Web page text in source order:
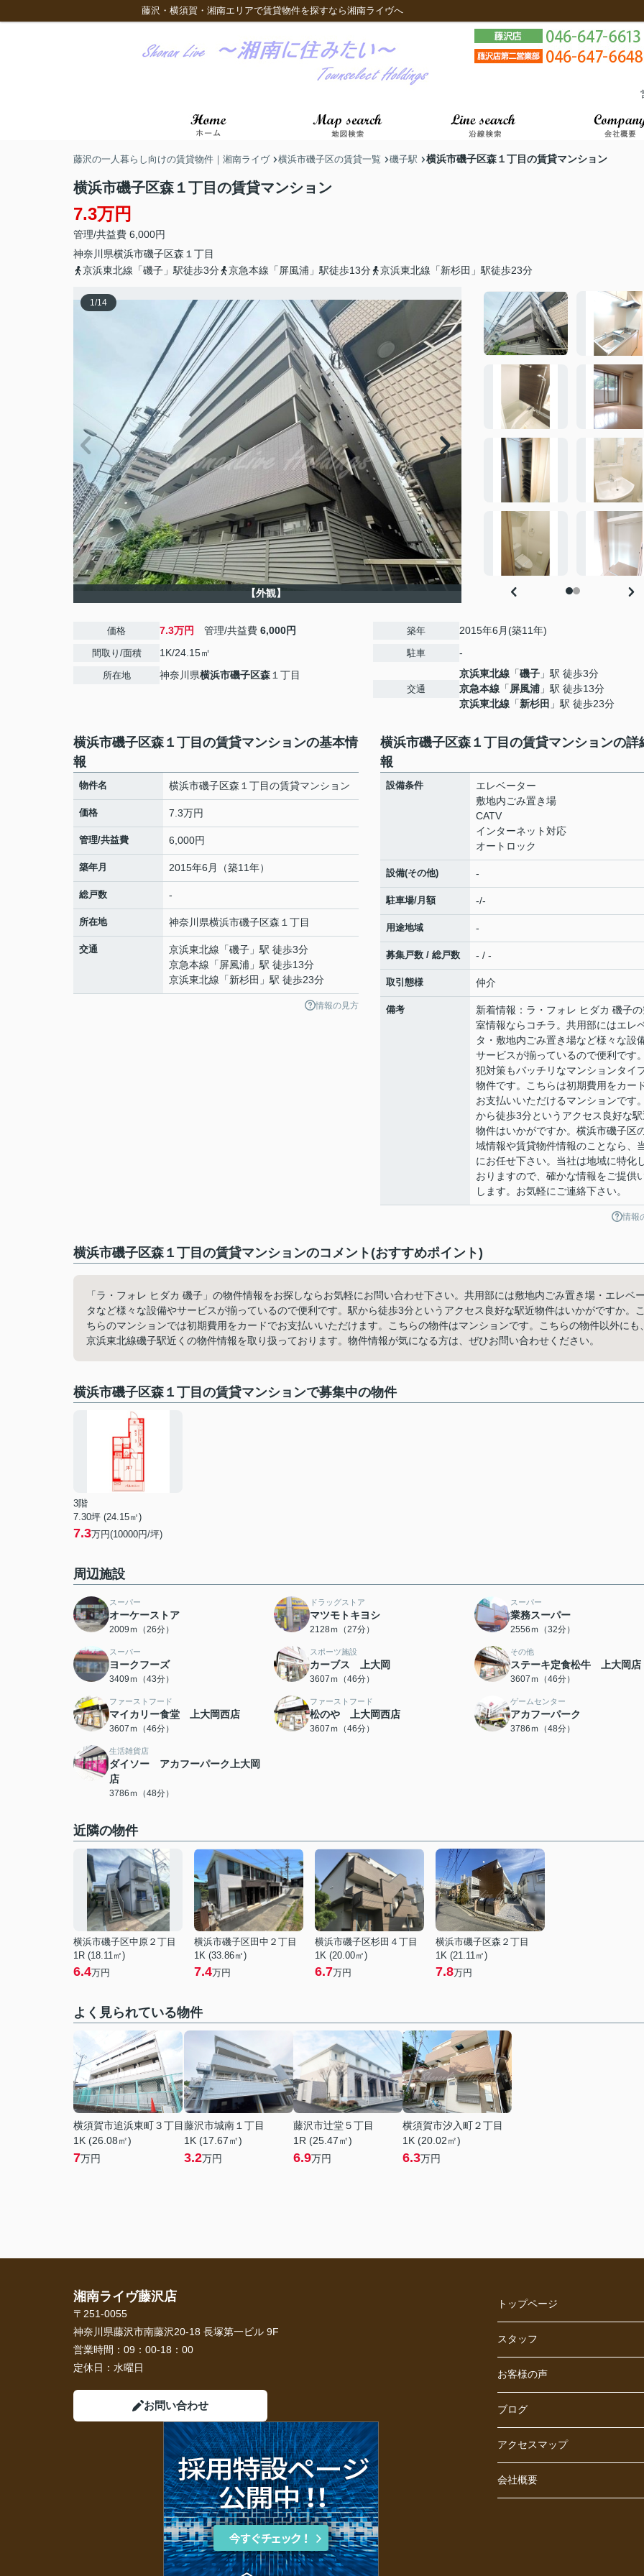
藤沢・横須賀・湘南エリアで賃貸物件を探すなら湘南ライヴへ
藤沢の一人暮らし向けの賃貸物件｜湘南ライヴ 横浜市磯子区の賃貸一覧 磯子駅 横浜市磯子区森１丁目の賃貸マンション
横浜市磯子区森１丁目の賃貸マンション
7.3万円
管理/共益費 6,000円
神奈川県横浜市磯子区森 １丁目
京浜東北線「磯子」駅徒歩3分
京急本線「屏風浦」駅徒歩13分 京浜東北線「新杉田」駅徒歩23分
1/14
【外観】
価格 7.3万円 管理/共益費 6,000円
間取り/面積 1K/24.15㎡
所在地 神奈川県横浜市磯子区森 １丁目
築年 2015年6月(築11年)
駐車 -
交通
京浜東北線 「磯子 」駅 徒歩3分
京急本線 「 屏風浦 」駅 徒歩13分
京浜東北線 「新杉田 」駅 徒歩23分
横浜市磯子区森１丁目の賃貸マンションの基本情
報
物件名 横浜市磯子区森１丁目の賃貸マンション
価格 7.3万円
管理/共益費 6,000円
築年月 2015年6月（築11年）
総戸数 -
所在地 神奈川県横浜市磯子区森 １丁目
交通 京浜東北線 「磯子 」駅 徒歩3分
京急本線 「 屏風浦 」駅 徒歩13分
京浜東北線 「新杉田 」駅 徒歩23分
情報の見方
横浜市磯子区森１丁目の賃貸マンションの詳
報
設備条件
エレベーター
敷地内ごみ置き場
CATV
インターネット対応
オートロック
設備(その他) -
駐車場/月額 -/-
用途地域 -
募集戸数 / 総戸数 - / -
取引態様 仲介
備考
新着情報：ラ・フォレ ヒダカ 磯子
室情報ならコチラ。共用部にはエレ
タ・敷地内ごみ置き場など様々な設
サービスが揃っているので便利です
犯対策もバッチリなマンションタイ
物件です。こちらは初期費用をカー
お支払いいただけるマンションです
から徒歩3分というアクセス良好な
物件はいかがですか。横浜市磯子区
域情報や賃貸物件情報のことなら、
にお任せ下さい。当社は地域に特化
おりますので、確かな情報をご提供
します。お気軽にご連絡下さい。
情報
横浜市磯子区森１丁目の賃貸マンションのコメント(おすすめポイント)
「ラ・フォレ ヒダカ 磯子」の物件情報をお探しならお気軽にお問い合わせ下さい。共用部には敷地内ごみ置き場・エレベ
タなど様々な設備やサービスが揃っているので便利です。駅から徒歩3分というアクセス良好な駅近物件はいかがですか。
ちらのマンションでは初期費用をカードでお支払いいただけます。こちらの物件はマンションです。こちらの物件以外にも
京浜東北線磯子駅近くの物件情報を取り扱っております。物件情報が気になる方は、ぜひお問い合わせください。
横浜市磯子区森１丁目の賃貸マンションで募集中の物件
3階
7.30坪 (24.15㎡)
7.3万円(10000円/坪)
周辺施設
スーパー
オーケーストア
2009ｍ（26分）
ドラッグストア
マツモトキヨシ
2128ｍ（27分）
スーパー
業務スーパー
2556ｍ（32分）
スーパー
ヨークフーズ
3409ｍ（43分）
スポーツ施設
カーブス 上大岡
3607ｍ（46分）
その他
ステーキ定食松牛 上大岡店
3607ｍ（46分）
ファーストフード
マイカリー食堂 上大岡西店
3607ｍ（46分）
ファーストフード
松のや 上大岡西店
3607ｍ（46分）
ゲームセンター
アカフーパーク
3786ｍ（48分）
生活雑貨店
ダイソー アカフーパーク上大岡
店
3786ｍ（48分）
近隣の物件
横浜市磯子区中原２丁目
1R (18.11㎡)
6.4万円
横浜市磯子区田中２丁目
1K (33.86㎡)
7.4万円
横浜市磯子区杉田４丁目
1K (20.00㎡)
6.7万円
横浜市磯子区森２丁目
1K (21.11㎡)
7.8万円
よく見られている物件
横須賀市追浜東町３丁目
1K (26.08㎡)
7万円
藤沢市城南１丁目
1K (17.67㎡)
3.2万円
藤沢市辻堂５丁目
1R (25.47㎡)
6.9万円
横須賀市汐入町２丁目
1K (20.02㎡)
6.3万円
湘南ライヴ藤沢店
〒251-0055
神奈川県藤沢市南藤沢20-18 長塚第一ビル 9F
営業時間： 09：00-18：00
定休日： 水曜日
お問い合わせ
トップページ
スタッフ
お客様の声
ブログ
アクセスマップ
会社概要